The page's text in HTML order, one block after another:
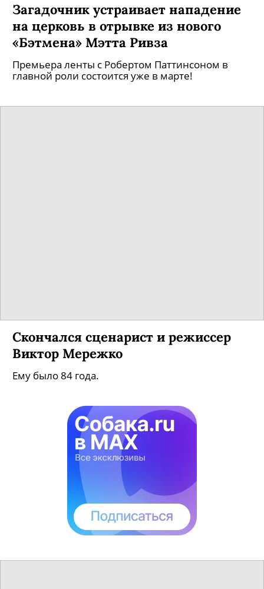
Загадочник устраивает нападение
на церковь в отрывке из нового
«Бэтмена» Мэтта Ривза
Премьера ленты с Робертом Паттинсоном в
главной роли состоится уже в марте!
Скончался сценарист и режиссер
Виктор Мережко
Ему было 84 года.